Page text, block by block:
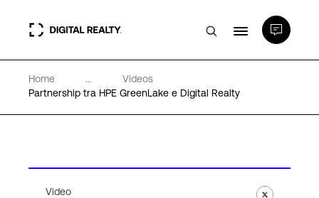
Data center
Home ...
Videos
Partnership tra HPE GreenLake e Digital Realty
Video